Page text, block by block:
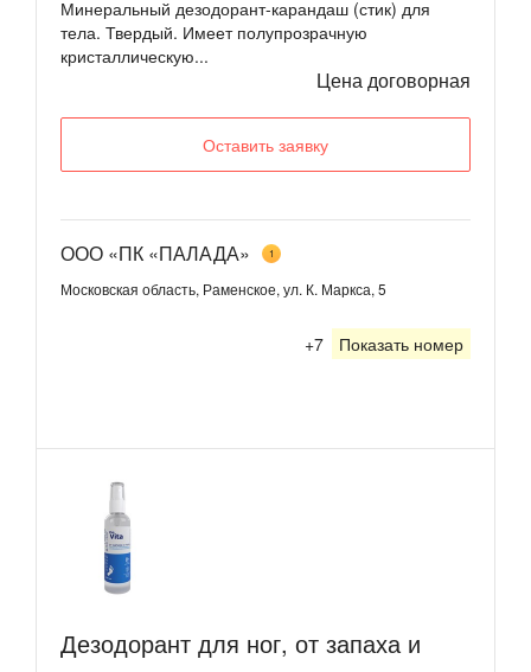
Минеральный дезодорант-карандаш (стик) для
тела. Твердый. Имеет полупрозрачную
кристаллическую...
Цена договорная
Оставить заявку
ООО «ПК «ПАЛАДА» 1
Московская область, Раменское, ул. К. Маркса, 5
+7 Показать номер
Дезодорант для ног, от запаха и